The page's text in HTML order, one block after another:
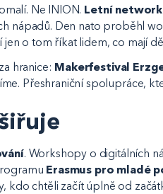
Ne INION. Letní
nápadů. Den nato proběhl
o tom říkat lidem, co mají
hranice: Makerfestival
Přeshraniční spolupráce,
. Workshopy o digitálních
Erasmus pro mladé
kdo chtěli začít úplně od